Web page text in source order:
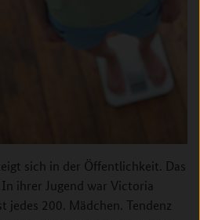
sich in der Öffentlichkeit. Das
ihrer Jugend war Victoria
jedes 200. Mädchen. Tendenz